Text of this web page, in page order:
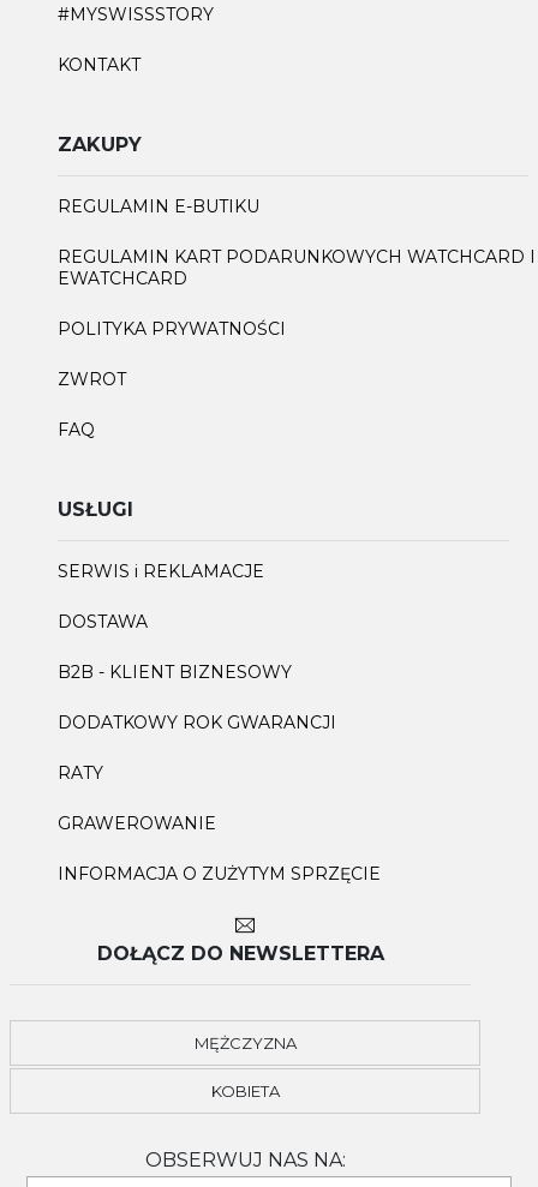
#MYSWISSSTORY
KONTAKT
ZAKUPY
REGULAMIN E-BUTIKU
REGULAMIN KART PODARUNKOWYCH WATCHCARD I
EWATCHCARD
POLITYKA PRYWATNOŚCI
ZWROT
FAQ
USŁUGI
SERWIS i REKLAMACJE
DOSTAWA
B2B - KLIENT BIZNESOWY
DODATKOWY ROK GWARANCJI
RATY
GRAWEROWANIE
INFORMACJA O ZUŻYTYM SPRZĘCIE
DOŁĄCZ DO NEWSLETTERA
MĘŻCZYZNA
KOBIETA
OBSERWUJ NAS NA: